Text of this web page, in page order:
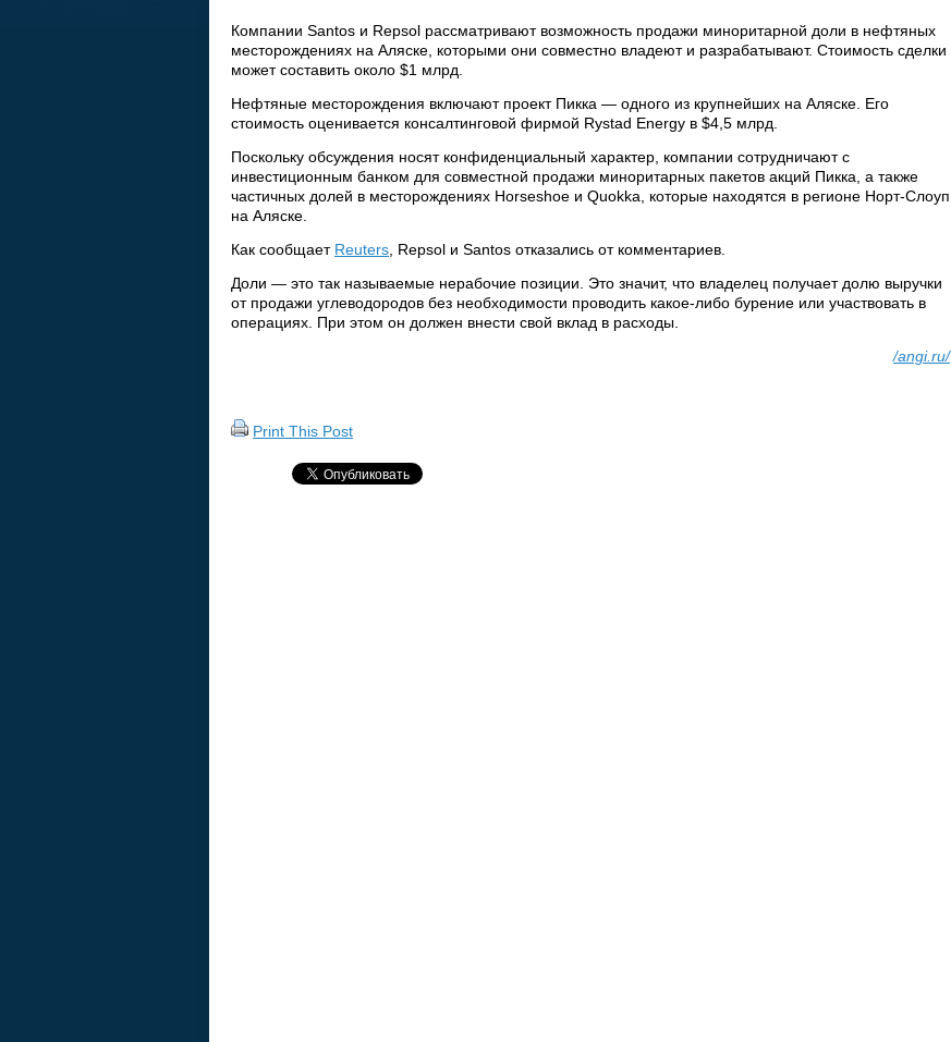
Компании Santos и Repsol рассматривают возможность продажи миноритарной доли в нефтяных
месторождениях на Аляске, которыми они совместно владеют и разрабатывают. Стоимость сделки
может составить около $1 млрд.
Нефтяные месторождения включают проект Пикка — одного из крупнейших на Аляске. Его
стоимость оценивается консалтинговой фирмой Rystad Energy в $4,5 млрд.
Поскольку обсуждения носят конфиденциальный характер, компании сотрудничают с
инвестиционным банком для совместной продажи миноритарных пакетов акций Пикка, а также
частичных долей в месторождениях Horseshoe и Quokka, которые находятся в регионе Норт-Слоуп
на Аляске.
Как сообщает Reuters , Repsol и Santos отказались от комментариев.
Доли — это так называемые нерабочие позиции. Это значит, что владелец получает долю выручки
от продажи углеводородов без необходимости проводить какое-либо бурение или участвовать в
операциях. При этом он должен внести свой вклад в расходы.
/angi.ru/
Print This Post